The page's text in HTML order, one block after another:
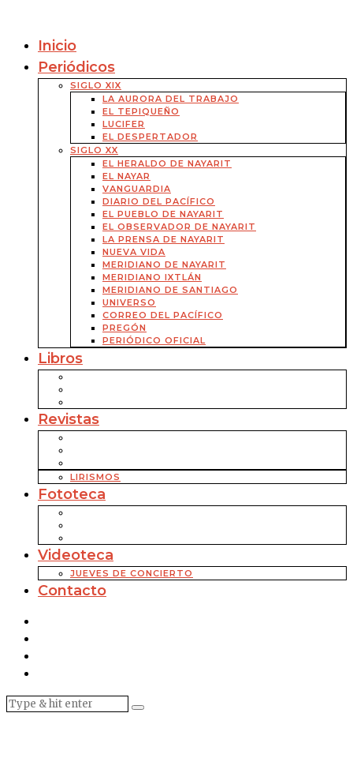
Inicio
Periódicos
SIGLO XIX
LA AURORA DEL TRABAJO
EL TEPIQUEÑO
LUCIFER
EL DESPERTADOR
SIGLO XX
EL HERALDO DE NAYARIT
EL NAYAR
VANGUARDIA
DIARIO DEL PACÍFICO
EL PUEBLO DE NAYARIT
EL OBSERVADOR DE NAYARIT
LA PRENSA DE NAYARIT
NUEVA VIDA
MERIDIANO DE NAYARIT
MERIDIANO IXTLÁN
MERIDIANO DE SANTIAGO
UNIVERSO
CORREO DEL PACÍFICO
PREGÓN
PERIÓDICO OFICIAL
Libros
Revistas
LIRISMOS
Fototeca
Videoteca
JUEVES DE CONCIERTO
Contacto